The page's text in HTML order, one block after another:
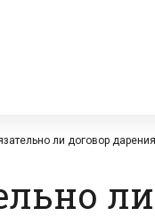
ли договор